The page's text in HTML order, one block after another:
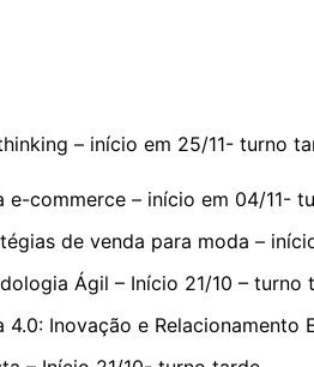
– início em 25/11- turno
e-commerce – início em 04/11-
de venda para moda –
Ágil – Início 21/10 – turno
4.0: Inovação e